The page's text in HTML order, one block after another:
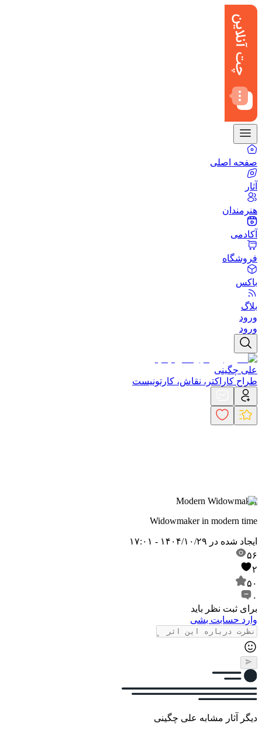
صفحه اصلی
آثار
هنرمندان
آکادمی
فروشگاه
باکس
بلاگ
ورود
ورود
علی چگینی
طراح کاراکتر، نقاش، کارتونیست
Modern Widowmaker
Widowmaker in modern time
ایجاد شده در ۱۴۰۴/۱۰/۲۹ - ۱۷:۰۱
۵۶
۲
۵۰
۰
برای ثبت نظر باید
وارد حسابت بشی
دیگر آثار مشابه علی چگینی